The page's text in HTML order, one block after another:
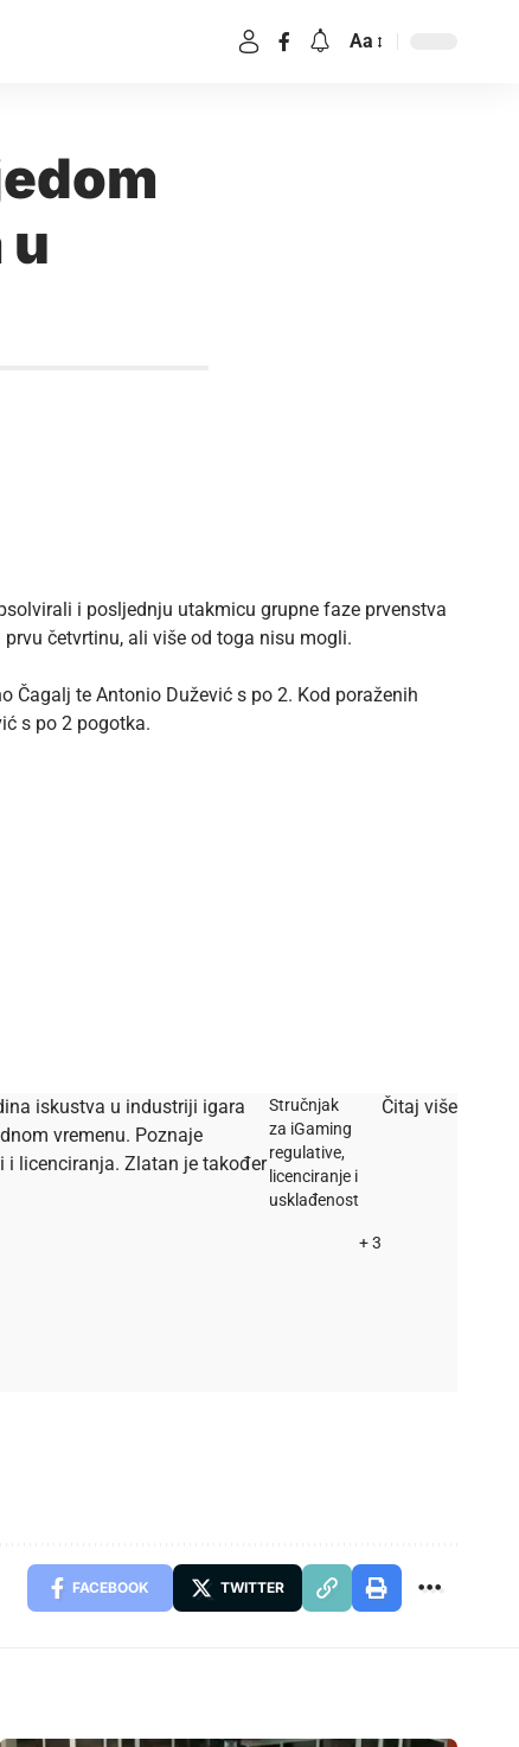
Aa
i posljednju utakmicu grupne faze prvenstva
četvrtinu, ali više od toga nisu mogli.
Čagalj te Antonio Dužević s po 2. Kod poraženih
s po 2 pogotka.
iskustva u industriji igara
vremenu. Poznaje
i licenciranja. Zlatan je također
Stručnjak
za iGaming
regulative,
licenciranje i
usklađenost
+ 3
Čitaj više
FACEBOOK TWITTER